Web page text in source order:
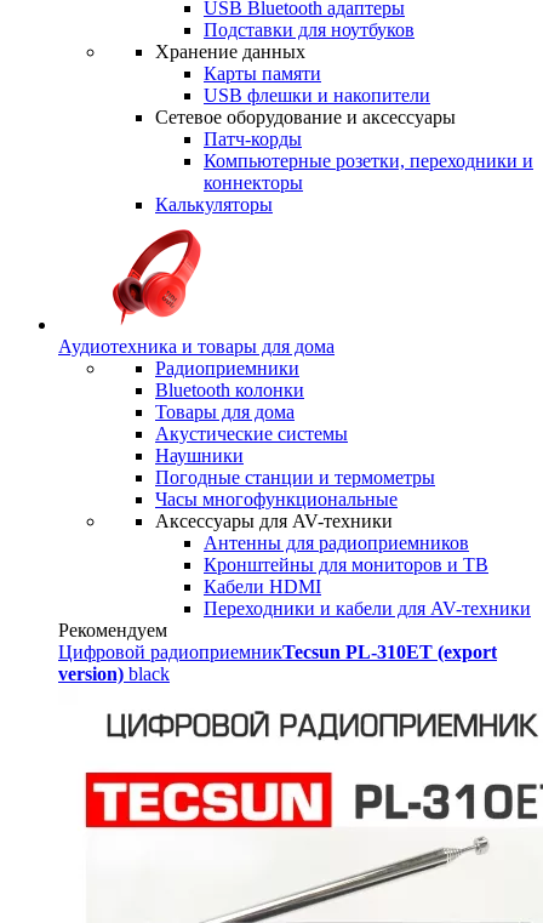
USB Bluetooth адаптеры
Подставки для ноутбуков
Хранение данных
Карты памяти
USB флешки и накопители
Сетевое оборудование и аксессуары
Патч-корды
Компьютерные розетки, переходники и
коннекторы
Калькуляторы
Аудиотехника и товары для дома
Радиоприемники
Bluetooth колонки
Товары для дома
Акустические системы
Наушники
Погодные станции и термометры
Часы многофункциональные
Аксессуары для AV-техники
Антенны для радиоприемников
Кронштейны для мониторов и ТВ
Кабели HDMI
Переходники и кабели для AV-техники
Рекомендуем
Цифровой радиоприемникTecsun PL-310ET (export
version) black